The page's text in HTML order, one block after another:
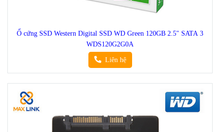
Ổ cứng SSD Western Digital SSD WD Green 120GB 2.5" SATA 3
WDS120G2G0A
Liên hệ